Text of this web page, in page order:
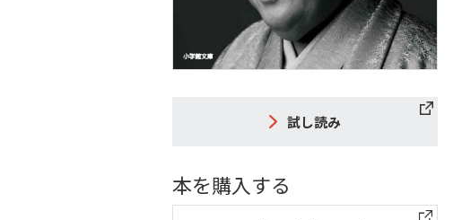
試し読み
本を購入する